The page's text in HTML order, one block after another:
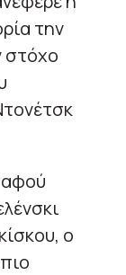
την
στόχο
ο